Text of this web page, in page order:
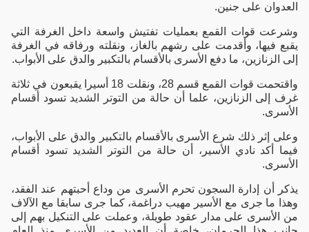
العدوان على جنين.
وشرعت قوات القمع بعمليات تفتيش واسعة داخل الغرفة التي
يقبع فيها، وأقدمت على رشهم بالغاز، ونقلته ورفاقه في الغرفة
إلى الزنازين، ما دفع الأسرى بالأقسام بالتكبير والدق على الأبواب.
واقتحمت قوات القمع قسم 28، ونقلت 18 أسيرا يقبعون في ثلاثة
غرف إلى الزنازين، علما أن حالة من التوتر الشديد تسود أقسام
الأسرى.
وعلى إثر ذلك شرع الأسرى بالأقسام بالتكبير والدق على الأبواب،
فيما أكد نادي الأسير، أن حالة من التوتر الشديد تسود أقسام
الأسرى.
يذكر أن إدارة السجون تحرم الأسرى من وداع أحبتهم عند الفقد،
وهذا ما جرى مع الأسير مهيب دراغمة، كما جرى سابقا مع الآلاف
من الأسرى على مدار عقود طويلة، وعملت على التنكيل بهم إلى